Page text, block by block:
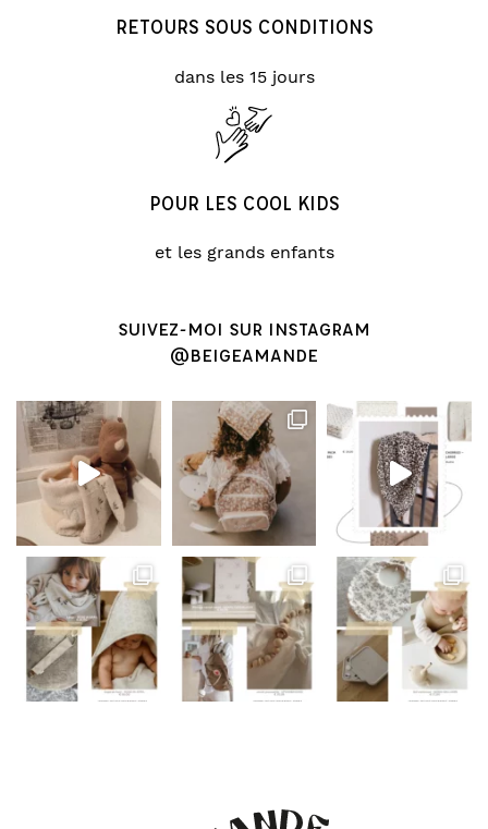
RETOURS SOUS CONDITIONS
dans les 15 jours
POUR LES COOL KIDS
et les grands enfants
SUIVEZ-MOI SUR INSTAGRAM
@BEIGEAMANDE